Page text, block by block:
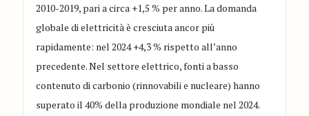
2010-2019, pari a circa +1,5 % per anno. La domanda
globale di elettricità è cresciuta ancor più
rapidamente: nel 2024 +4,3 % rispetto all’anno
precedente. Nel settore elettrico, fonti a basso
contenuto di carbonio (rinnovabili e nucleare) hanno
superato il 40% della produzione mondiale nel 2024.